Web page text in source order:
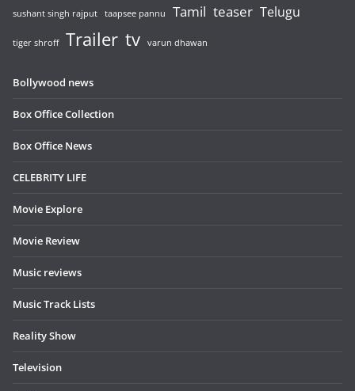
sushant singh rajput taapsee pannu Tamil teaser Telugu
tiger shroff Trailer tv varun dhawan
Bollywood news
Box Office Collection
Box Office News
CELEBRITY LIFE
Movie Explore
Movie Review
Music reviews
Music Track Lists
Reality Show
Television